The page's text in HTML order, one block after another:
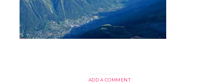
ADD A COMMENT